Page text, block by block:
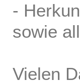
-
sowie
Vielen